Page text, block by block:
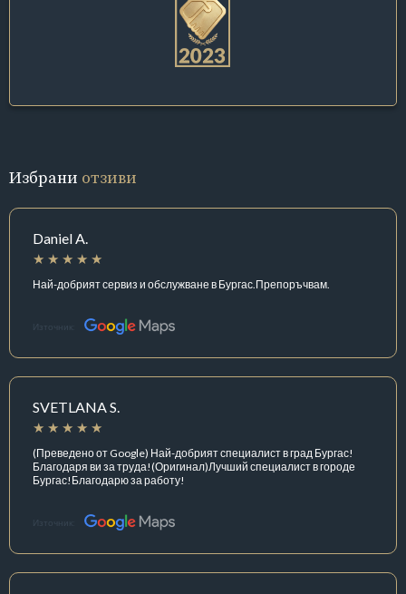
Избрани отзиви
Daniel A.
Най-добрият сервиз и обслужване в Бургас.Препоръчвам.
Източник:
SVETLANA S.
(Преведено от Google) Най-добрият специалист в град Бургас!
Благодаря ви за труда!(Оригинал)Лучший специалист в городе
Бургас!Благодарю за работу!
Източник: